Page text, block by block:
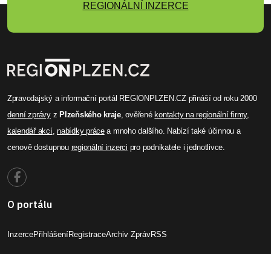
REGIONÁLNÍ INZERCE
Zpravodajský a informační portál REGIONPLZEN.CZ přináší od roku 2000
denní zprávyz Plzeňského kraje, ověřené kontakty na regionální firmy,
kalendář akcí,nabídky prácea mnoho dalšího. Nabízí také účinnou a
cenově dostupnou regionální inzerci pro podnikatele i jednotlivce.
O portálu
InzercePřihlášeníRegistraceArchiv ZprávRSS